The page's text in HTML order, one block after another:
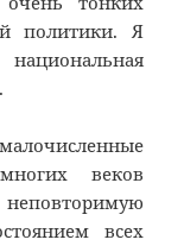
политики. Я
веков
всех